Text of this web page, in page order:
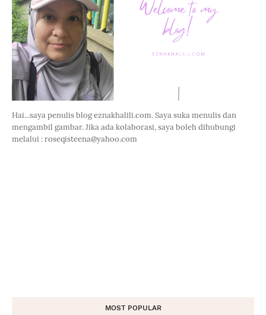
Hai...saya penulis blog eznakhalili.com. Saya suka menulis dan
mengambil gambar. Jika ada kolaborasi, saya boleh dihubungi
melalui : roseqisteena@yahoo.com
MOST POPULAR